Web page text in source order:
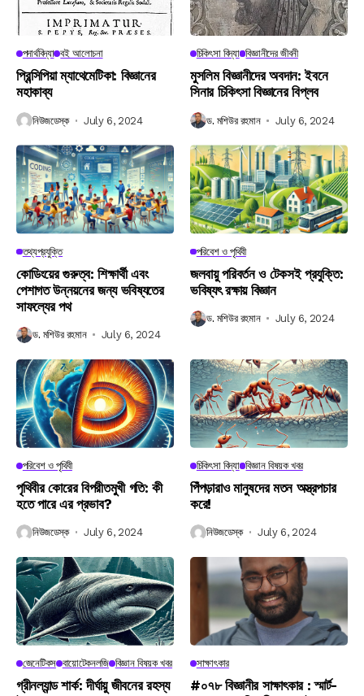
পদার্থবিদ্যা বই আলোচনা
প্রিন্সিপিয়া ম্যাথেমেটিকা: বিজ্ঞানের
মহাকাব্য
নিউজডেস্ক July 6, 2024
চিকিৎসা বিদ্যা বিজ্ঞানীদের জীবনী
মুসলিম বিজ্ঞানীদের অবদান: ইবনে
সিনার চিকিৎসা বিজ্ঞানের বিপ্লব
ড. মশিউর রহমান July 6, 2024
তথ্যপ্রযুক্তি
কোডিংয়ের গুরুত্ব: শিক্ষার্থী এবং
পেশাগত উন্নয়নের জন্য ভবিষ্যতের
সাফল্যের পথ
ড. মশিউর রহমান July 6, 2024
পরিবেশ ও পৃথিবী
জলবায়ু পরিবর্তন ও টেকসই প্রযুক্তি:
ভবিষ্যৎ রক্ষায় বিজ্ঞান
ড. মশিউর রহমান July 6, 2024
পরিবেশ ও পৃথিবী
পৃথিবীর কোরের বিপরীতমুখী গতি: কী
হতে পারে এর প্রভাব?
নিউজডেস্ক July 6, 2024
চিকিৎসা বিদ্যা বিজ্ঞান বিষয়ক খবর
পিঁপড়ারাও মানুষদের মতন অস্ত্রপচার
করে!
নিউজডেস্ক July 6, 2024
জেনেটিকস বায়োটেকনলজি বিজ্ঞান বিষয়ক খবর
গ্রীনল্যান্ড শার্ক: দীর্ঘায়ু জীবনের রহস্য
সাক্ষাৎকার
#০৭৮ বিজ্ঞানীর সাক্ষাৎকার : স্মার্ট-